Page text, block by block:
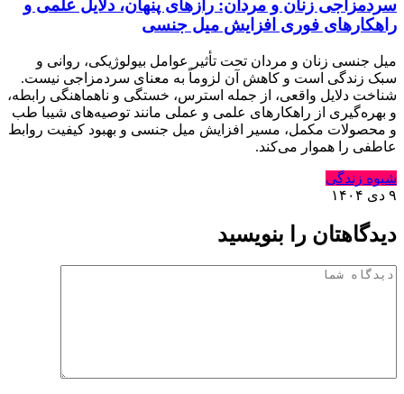
سردمزاجی زنان و مردان: رازهای پنهان، دلایل علمی و
راهکارهای فوری افزایش میل جنسی
میل جنسی زنان و مردان تحت تأثیر عوامل بیولوژیکی، روانی و
سبک زندگی است و کاهش آن لزوماً به معنای سردمزاجی نیست.
شناخت دلایل واقعی، از جمله استرس، خستگی و ناهماهنگی رابطه،
و بهره‌گیری از راهکارهای علمی و عملی مانند توصیه‌های شیبا طب
و محصولات مکمل، مسیر افزایش میل جنسی و بهبود کیفیت روابط
عاطفی را هموار می‌کند.
شیوه زندگی
۹ دی ۱۴۰۴
دیدگاهتان را بنویسید